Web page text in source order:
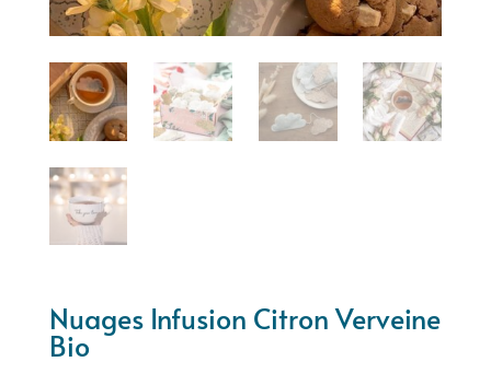
Nuages Infusion Citron Verveine
Bio